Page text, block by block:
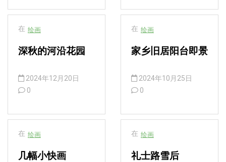
在 绘画
深秋的河沿花园
2024年12月20日
0
在 绘画
几幅小快画
在 绘画
家乡旧居阳台即景
2024年10月25日
0
在 绘画
礼士路雪后